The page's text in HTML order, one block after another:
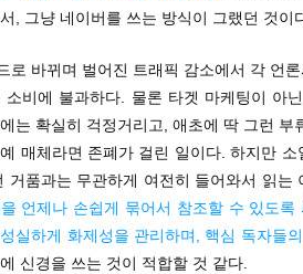
, 그냥 네이버를 쓰는 방식이 그랬던 것이
로 바뀌며 벌어진 트래픽 감소에서 각 언
소비에 불과하다. 물론 타겟 마케팅이 아
는 확실히 걱정거리고, 애초에 딱 그런 부
매체라면 존폐가 걸린 일이다. 하지만
거품과는 무관하게 여전히 들어와서 읽는
언제나 손쉽게 묶어서 참조할 수 있도
실하게 화제성을 관리하며, 핵심 독자들
신경을 쓰는 것이 적합할 것 같다.